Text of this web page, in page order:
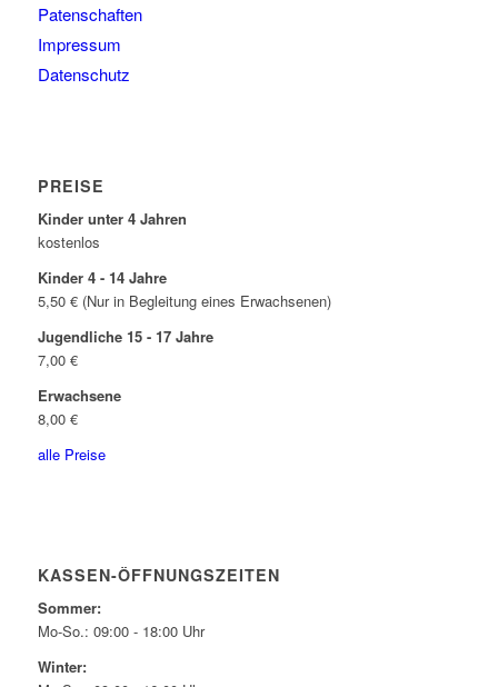
Patenschaften
Impressum
Datenschutz
PREISE
Kinder unter 4 Jahren
kostenlos
Kinder 4 - 14 Jahre
5,50 € (Nur in Begleitung eines Erwachsenen)
Jugendliche 15 - 17 Jahre
7,00 €
Erwachsene
8,00 €
alle Preise
KASSEN-ÖFFNUNGSZEITEN
Sommer:
Mo-So.: 09:00 - 18:00 Uhr
Winter: